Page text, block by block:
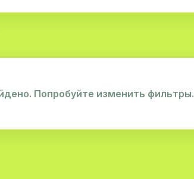
Попробуйте изменить фильтры.